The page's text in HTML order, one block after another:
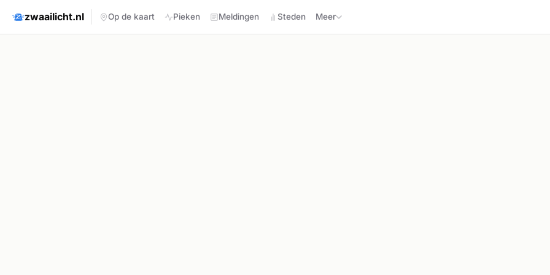
zwaailicht.nl Op de kaart Pieken Meldingen Steden Meer